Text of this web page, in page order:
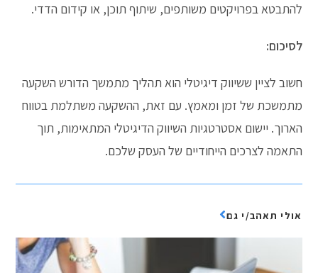
להתבטא בפרויקטים משותפים, שיתוף תוכן, או קידום הדדי.
לסיכום:
חשוב לציין ששיווק דיגיטלי הוא תהליך מתמשך הדורש השקעה
מתמשכת של זמן ומאמץ. עם זאת, ההשקעה משתלמת בטווח
הארוך. יישום אסטרטגיות השיווק הדיגיטלי המתאימות, תוך
התאמה לצרכים הייחודיים של העסק שלכם.
אולי תאהב/י גם